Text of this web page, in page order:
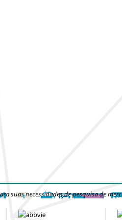
suas necessidades de pesquisa de